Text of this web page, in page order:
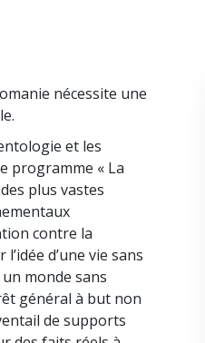
nécessite une
et les
programme « La
plus vastes
contre la
d’une vie sans
monde sans
général à but non
de supports